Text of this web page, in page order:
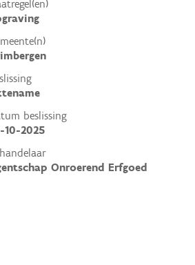
beslissing
10-2025
Onroerend Erfgoed